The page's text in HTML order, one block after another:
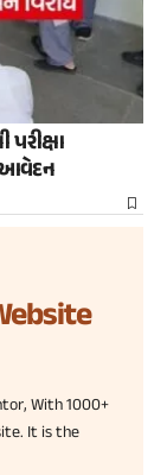
આવેદન
With 1000+
It is the